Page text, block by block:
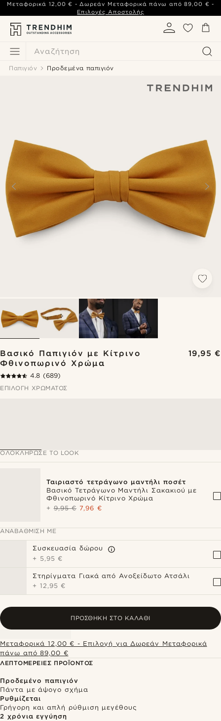
Αναζήτηση
Μεταφορικά 12,00 € - Δωρεάν Μεταφορικά πάνω από 89,00 € -
Επιλογές Αποστολής
Παπιγιόν Προδεμένα παπιγιόν
Βασικό Παπιγιόν με Κίτρινο
Φθινοπωρινό Χρώμα
19,95 €
4.8 (689)
ΕΠΙΛΟΓΉ ΧΡΏΜΑΤΟΣ
ΟΛΟΚΛΉΡΩΣΕ ΤΟ LOOK
Ταιριαστό τετράγωνο μαντήλι ποσέτ
Βασικό Τετράγωνο Μαντήλι Σακακιού με
Φθινοπωρινό Κίτρινο Χρώμα
+9,95 € 7,96 €
ΑΝΑΒΆΘΜΙΣΗ ΜΕ
Συσκευασία δώρου
+ 5,95 €
Στηρίγματα Γιακά από Ανοξείδωτο Ατσάλι
+ 12,95 €
ΠΡΟΣΘΉΚΗ ΣΤΟ ΚΑΛΆΘΙ
Μεταφορικά 12,00 € - Επιλογή για Δωρεάν Μεταφορικά
πάνω από 89,00 €
ΛΕΠΤΟΜΈΡΕΙΕΣ ΠΡΟΪΌΝΤΟΣ
Προδεμένο παπιγιόν
Πάντα με άψογο σχήμα
Ρυθμίζεται
Γρήγορη και απλή ρύθμιση μεγέθους
2 χρόνια εγγύηση